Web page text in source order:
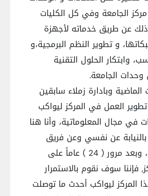
الجامعة وفي كل الكليات
عن طريق خدماته لأجهزة
و تطوير النظم البرمجية،و
وابتكار الحلول التقنية
وحدات الجامعة.
وبادارة زملاء سابقين
العمل في المركز ليواكب
في مجال المعلوماتية، وأنا هنا
عن نفسي وعن فريق
العمل الحالي، وبعد مرور ( 24 ) عاماً على
فإننا سوف نقوم بالاستمرار
المركز ليواكب أحدث ما توصلت